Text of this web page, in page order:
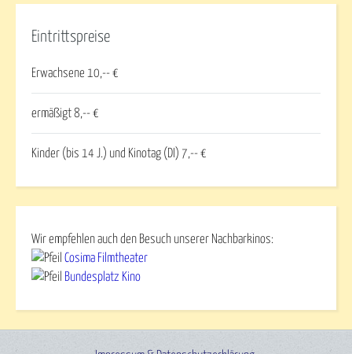
Eintrittspreise
Erwachsene 10,-- €
ermäßigt 8,-- €
Kinder (bis 14 J.) und Kinotag (DI) 7,-- €
Wir empfehlen auch den Besuch unserer Nachbarkinos:
Cosima Filmtheater
Bundesplatz Kino